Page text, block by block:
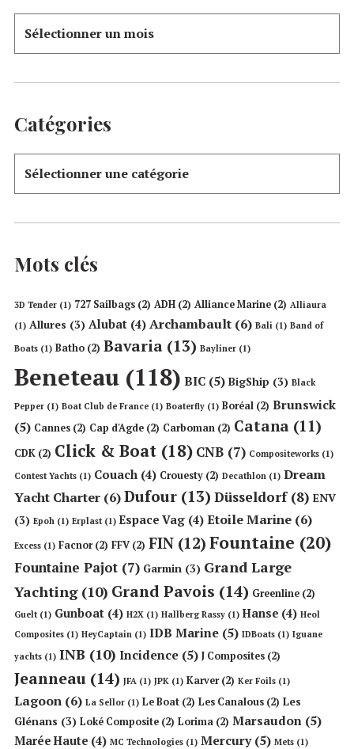
Catégories
Mots clés
3D Tender (1) 727 Sailbags (2) ADH (2) Alliance Marine (2) Alliaura
(1) Allures (3) Alubat (4) Archambault (6) Bali (1) Band of
Boats (1) Batho (2) Bavaria (13) Bayliner (1)
Beneteau (118) BIC (5) BigShip (3) Black
Pepper (1) Boat Club de France (1) Boaterfly (1) Boréal (2) Brunswick
(5) Cannes (2) Cap d'Agde (2) Carboman (2) Catana (11)
CDK (2) Click & Boat (18) CNB (7) Compositeworks (1)
Contest Yachts (1) Couach (4) Crouesty (2) Decathlon (1) Dream
Yacht Charter (6)Dufour (13) Düsseldorf(8) ENV
(3) Epoh (1) Erplast (1) Espace Vag (4) Etoile Marine (6)
Excess (1) Facnor(2) FFV (2) FIN (12) Fountaine (20)
Fountaine Pajot (7) Garmin (3) Grand Large
Yachting(10) Grand Pavois (14) Greenline (2)
Guelt (1) Gunboat (4) H2X (1) Hallberg Rassy (1) Hanse (4) Heol
Composites (1) HeyCaptain (1) IDB Marine (5) IDBoats (1) Iguane
yachts (1) INB (10) Incidence (5) J Composites (2)
Jeanneau (14) JFA (1) JPK (1) Karver(2) Ker Foils (1)
Lagoon (6) La Sellor (1) Le Boat (2) Les Canalous (2) Les
Glénans (3) Loké Composite (2) Lorima (2) Marsaudon (5)
Marée Haute (4) MC Technologies (1) Mercury(5) Mets (1)